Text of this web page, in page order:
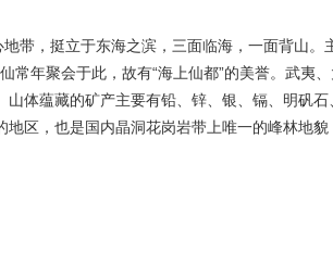
带， 挺立于东海之滨，三面临海，一面背山。
年聚会于此，故有“海上仙都”的美誉。武夷
体蕴藏的矿产主要有铅、锌、银、镉、明矾
区，也是国内晶洞花岗岩带上唯一的峰林地貌